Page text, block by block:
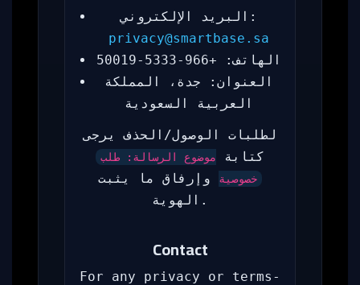
البريد الإلكتروني:
privacy@smartbase.sa
الهاتف: +966-5333-50019
العنوان: جدة، المملكة
العربية السعودية
لطلبات الوصول/الحذف يرجى
كتابة
موضوع الرسالة: طلب
خصوصية
وإرفاق ما يثبت
الهوية.
Contact
For any privacy or terms-